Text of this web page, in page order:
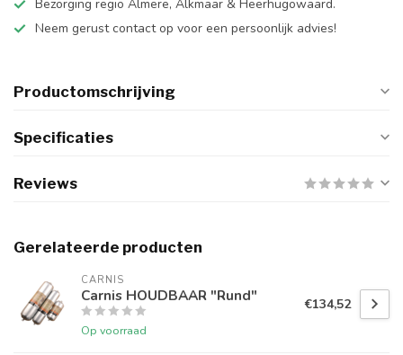
Bezorging regio Almere, Alkmaar & Heerhugowaard.
Neem gerust contact op voor een persoonlijk advies!
Productomschrijving
Specificaties
Reviews
Gerelateerde producten
CARNIS
Carnis HOUDBAAR "Rund"
Op voorraad
€134,52